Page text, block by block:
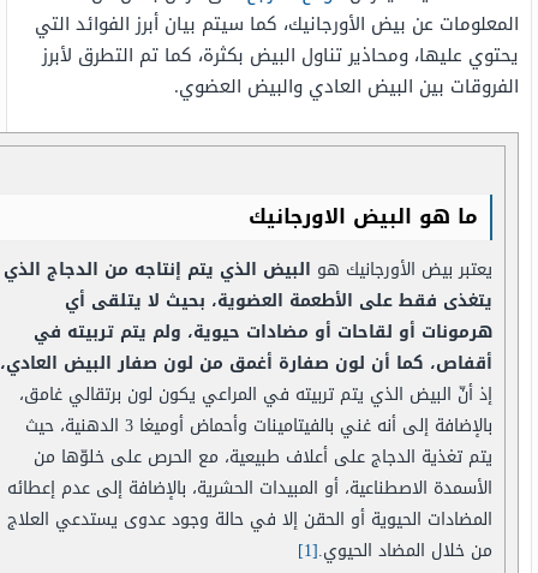
المعلومات عن بيض الأورجانيك، كما سيتم بيان أبرز الفوائد التي
يحتوي عليها، ومحاذير تناول البيض بكثرة، كما تم التطرق لأبرز
الفروقات بين البيض العادي والبيض العضوي.
ما هو البيض الاورجانيك
يعتبر بيض الأورجانيك هو البيض الذي يتم إنتاجه من الدجاج الذي
يتغذى فقط على الأطعمة العضوية، بحيث لا يتلقى أي
هرمونات أو لقاحات أو مضادات حيوية، ولم يتم تربيته في
أقفاص، كما أن لون صفارة أغمق من لون صفار البيض العادي،
إذ أنّ البيض الذي يتم تربيته في المراعي يكون لون برتقالي غامق،
بالإضافة إلى أنه غني بالفيتامينات وأحماض أوميغا 3 الدهنية، حيث
يتم تغذية الدجاج على أعلاف طبيعية، مع الحرص على خلوّها من
الأسمدة الاصطناعية، أو المبيدات الحشرية، بالإضافة إلى عدم إعطائه
المضادات الحيوية أو الحقن إلا في حالة وجود عدوى يستدعي العلاج
من خلال المضاد الحيوي.[1]